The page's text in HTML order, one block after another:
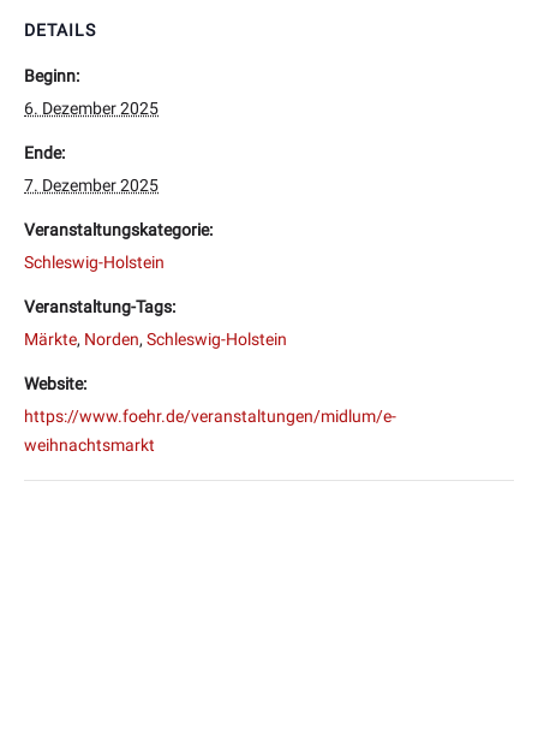
DETAILS
Beginn:
6. Dezember 2025
Ende:
7. Dezember 2025
Veranstaltungskategorie:
Schleswig-Holstein
Veranstaltung-Tags:
Märkte, Norden, Schleswig-Holstein
Website:
https://www.foehr.de/veranstaltungen/midlum/e-
weihnachtsmarkt